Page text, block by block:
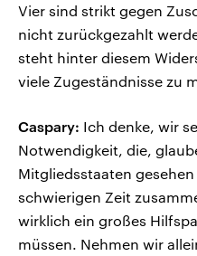
Vier sind strikt gegen
nicht zurückgezahlt
steht hinter diesem
viele Zugeständnisse zu
Caspary: Ich denke, wir
Notwendigkeit, die,
Mitgliedsstaaten
schwierigen Zeit
wirklich ein großes
müssen. Nehmen wir